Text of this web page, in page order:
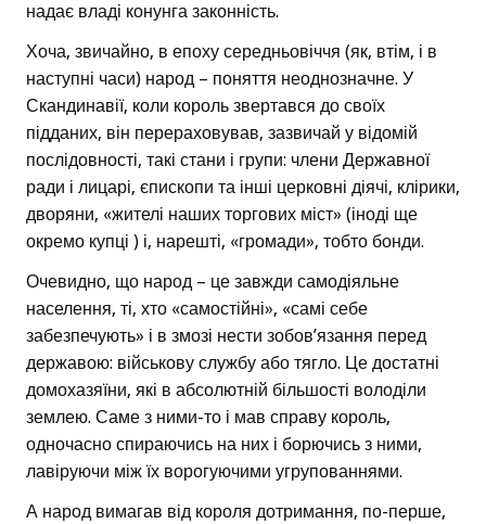
надає владі конунга законність.
Хоча, звичайно, в епоху середньовіччя (як, втім, і в
наступні часи) народ – поняття неоднозначне. У
Скандинавії, коли король звертався до своїх
підданих, він перераховував, зазвичай у відомій
послідовності, такі стани і групи: члени Державної
ради і лицарі, єпископи та інші церковні діячі, клірики,
дворяни, «жителі наших торгових міст» (іноді ще
окремо купці ) і, нарешті, «громади», тобто бонди.
Очевидно, що народ – це завжди самодіяльне
населення, ті, хто «самостійні», «самі себе
забезпечують» і в змозі нести зобов’язання перед
державою: військову службу або тягло. Це достатні
домохазяїни, які в абсолютній більшості володіли
землею. Саме з ними-то і мав справу король,
одночасно спираючись на них і борючись з ними,
лавіруючи між їх ворогуючими угрупованнями.
А народ вимагав від короля дотримання, по-перше,